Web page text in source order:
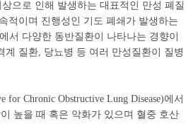
으로 인해 발생하는 대표적인 만성 폐질
적이며 진행성인 기도 폐쇄가 발생하는
서 다양한 동반질환이 나타나는 경향이
질환, 당뇨병 등 여러 만성질환이 질병
Chronic Obstructive Lung Disease)에서
높을 때 혹은 악화가 있으며 혈중 호산